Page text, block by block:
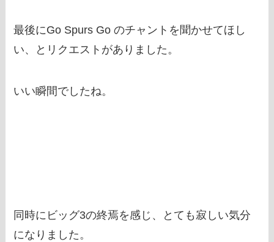
最後にGo Spurs Go のチャントを聞かせてほし
い、とリクエストがありました。
いい瞬間でしたね。
同時にビッグ3の終焉を感じ、とても寂しい気分
になりました。